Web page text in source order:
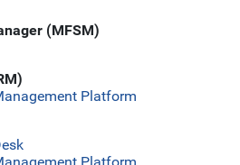
(MFSM)
Platform